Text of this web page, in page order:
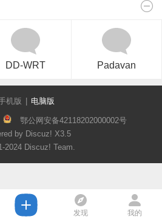
DD-WRT Padavan
机版 电脑版
鄂公网安备42118202000002号
by Discuz! X3.5
2024 Discuz! Team.
发现 我的